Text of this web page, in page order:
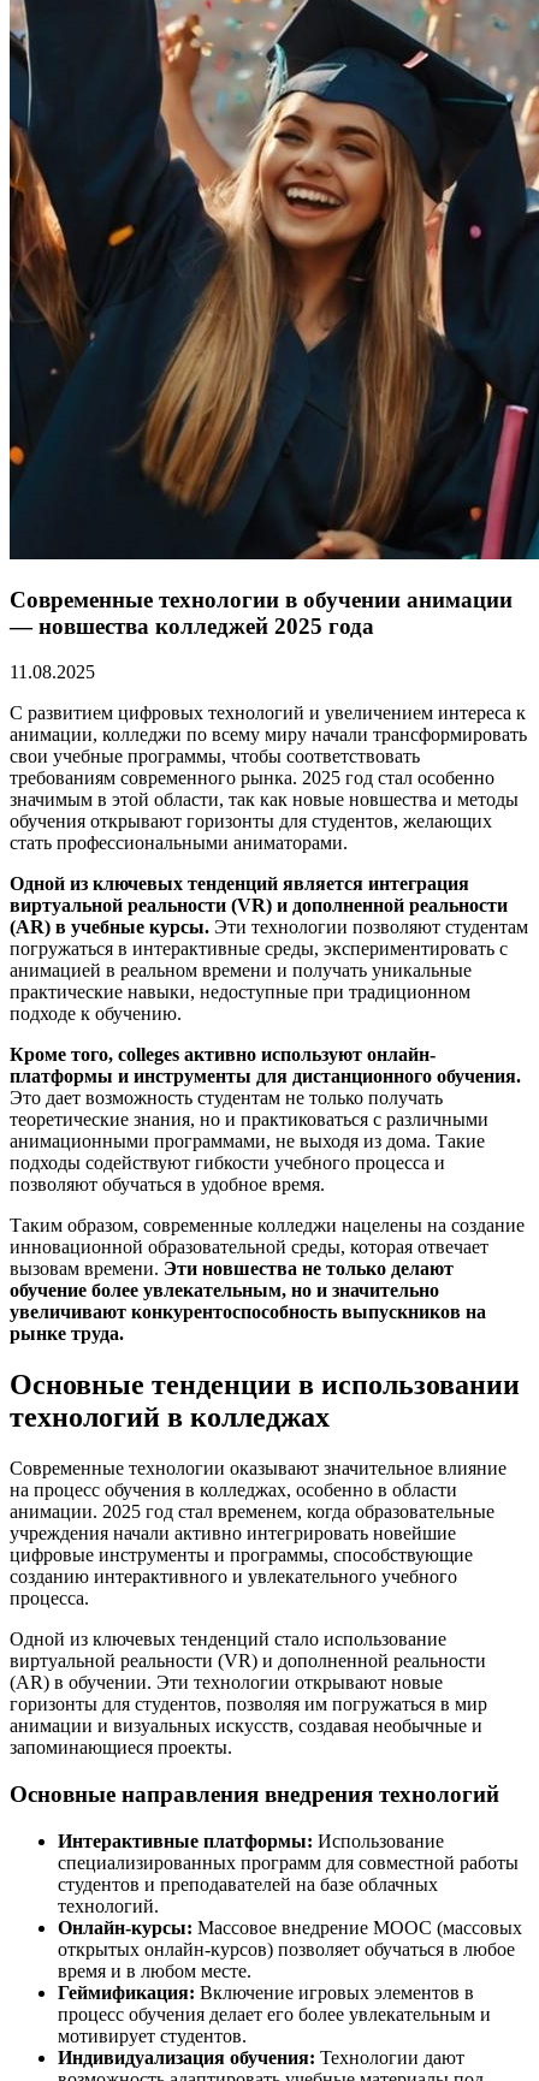
Современные технологии в обучении анимации
— новшества колледжей 2025 года
11.08.2025
С развитием цифровых технологий и увеличением интереса к
анимации, колледжи по всему миру начали трансформировать
свои учебные программы, чтобы соответствовать
требованиям современного рынка. 2025 год стал особенно
значимым в этой области, так как новые новшества и методы
обучения открывают горизонты для студентов, желающих
стать профессиональными аниматорами.
Одной из ключевых тенденций является интеграция
виртуальной реальности (VR) и дополненной реальности
(AR) в учебные курсы. Эти технологии позволяют студентам
погружаться в интерактивные среды, экспериментировать с
анимацией в реальном времени и получать уникальные
практические навыки, недоступные при традиционном
подходе к обучению.
Кроме того, colleges активно используют онлайн-
платформы и инструменты для дистанционного обучения.
Это дает возможность студентам не только получать
теоретические знания, но и практиковаться с различными
анимационными программами, не выходя из дома. Такие
подходы содействуют гибкости учебного процесса и
позволяют обучаться в удобное время.
Таким образом, современные колледжи нацелены на создание
инновационной образовательной среды, которая отвечает
вызовам времени. Эти новшества не только делают
обучение более увлекательным, но и значительно
увеличивают конкурентоспособность выпускников на
рынке труда.
Основные тенденции в использовании
технологий в колледжах
Современные технологии оказывают значительное влияние
на процесс обучения в колледжах, особенно в области
анимации. 2025 год стал временем, когда образовательные
учреждения начали активно интегрировать новейшие
цифровые инструменты и программы, способствующие
созданию интерактивного и увлекательного учебного
процесса.
Одной из ключевых тенденций стало использование
виртуальной реальности (VR) и дополненной реальности
(AR) в обучении. Эти технологии открывают новые
горизонты для студентов, позволяя им погружаться в мир
анимации и визуальных искусств, создавая необычные и
запоминающиеся проекты.
Основные направления внедрения технологий
Интерактивные платформы: Использование
специализированных программ для совместной работы
студентов и преподавателей на базе облачных
технологий.
Онлайн-курсы: Массовое внедрение MOOC (массовых
открытых онлайн-курсов) позволяет обучаться в любое
время и в любом месте.
Геймификация: Включение игровых элементов в
процесс обучения делает его более увлекательным и
мотивирует студентов.
Индивидуализация обучения: Технологии дают